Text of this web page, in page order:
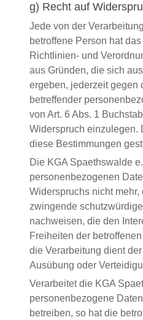
g) Recht auf
Jede von der
betroffene Person hat
Richtlinien- und
aus Gründen, die sich
ergeben, jederzeit gegen
betreffender
von Art. 6 Abs. 1
Widerspruch einzulegen.
diese Bestimmungen
Die KGA Spaethswalde
personenbezogenen
Widerspruchs nicht
zwingende
nachweisen, die den
Freiheiten der
die Verarbeitung dient
Ausübung oder
Verarbeitet die KGA
personenbezogene
betreiben, so hat die